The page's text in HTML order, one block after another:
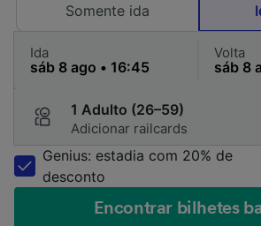
Somente ida
Ida Volta
1 Adulto (26–59)
Adicionar railcards
Genius: estadia com 20% de
desconto
Encontrar bilhetes